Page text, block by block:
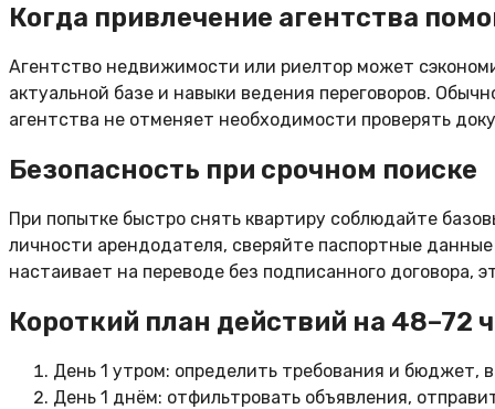
Когда привлечение агентства
Агентство недвижимости или риелтор может
актуальной базе и навыки ведения переговоров.
агентства не отменяет необходимости проверять
Безопасность при срочном поиске
При попытке быстро снять квартиру соблюдайте
личности арендодателя, сверяйте паспортные
настаивает на переводе без подписанного договора,
Короткий план действий на 48–72
День 1 утром: определить требования и бюджет,
День 1 днём: отфильтровать объявления,